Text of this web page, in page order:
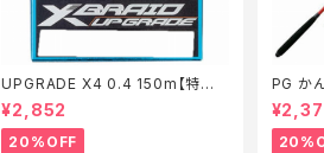
UPGRADE X4 0.4 150m【特価
仕掛】【20】
¥2,852
20%OFF
PG か
【特価セ